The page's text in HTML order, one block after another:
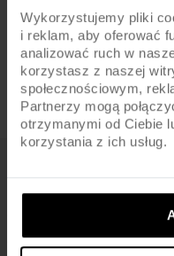
Wykorzystujemy pliki
i reklam, aby oferować
analizować ruch w
korzystasz z naszej
społecznościowym,
Partnerzy mogą
otrzymanymi od Ciebie
korzystania z ich usług.
FIRMA
Gwarancja na ramę